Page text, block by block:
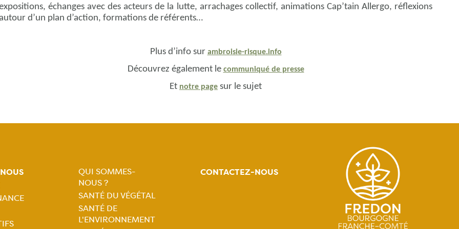
échanges avec des acteurs de la lutte, arrachages collectif, animations Cap’tain Allergo, réflexions
d’un plan d’action, formations de référents…
Plus d’info sur ambroisie-risque.info
Découvrez également le communiqué de presse
Et notre page sur le sujet
Navigation
principale
QUI SOMMES-
NOUS ?
SANTÉ DU VÉGÉTAL
SANTÉ DE
L'ENVIRONNEMENT
CONTACTEZ-NOUS